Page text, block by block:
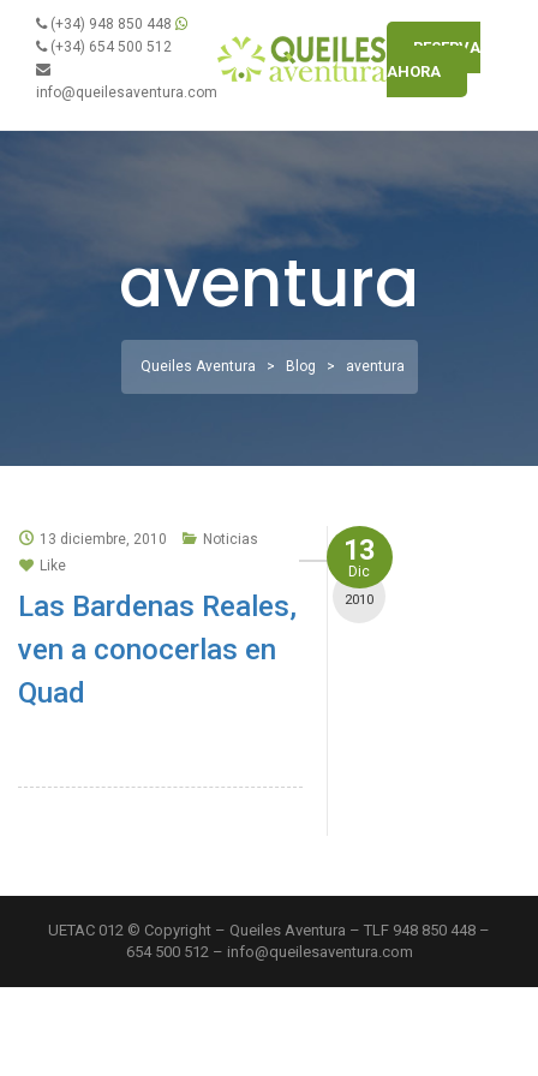
Contacto
Blog
(+34) 948 850 448
(+34) 654 500 512
info@queilesaventura.com
RESERVA
AHORA
aventura
Queiles Aventura > Blog > aventura
13
Dic
2010
13 diciembre, 2010
Noticias
Like
Las Bardenas Reales,
ven a conocerlas en
Quad
UETAC 012 © Copyright – Queiles Aventura – TLF 948 850 448 –
654 500 512 – info@queilesaventura.com